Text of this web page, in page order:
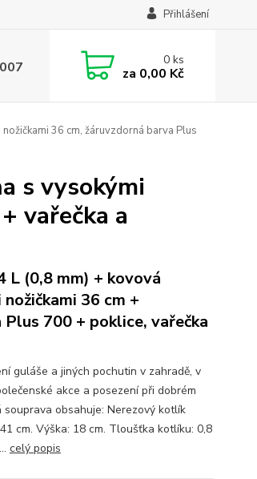
Přihlášení
0ks
za 0,00 Kč
36 cm, žáruvzdorná barva Plus
s vysokými
vařečka a
(0,8 mm) + kovová
36 cm +
700 + poklice, vařečka
guláše a jiných pochutin v zahradě, v
akce a posezení při dobrém
obsahuje: Nerezový kotlík
cm. Výška: 18 cm. Tloušťka kotlíku: 0,8
celý popis